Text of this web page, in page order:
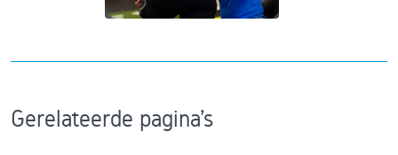
Gerelateerde pagina's